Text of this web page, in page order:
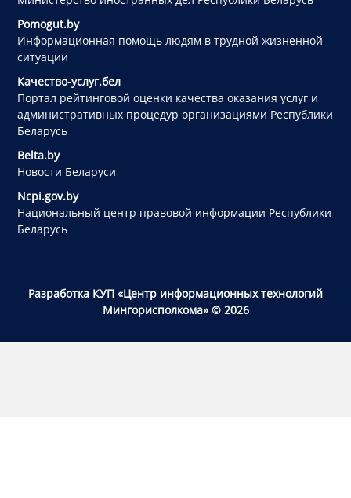
Pomogut.by
Информационная помощь людям в трудной жизненной
ситуации
Качество-услуг.бел
Портал рейтинговой оценки качества оказания услуг и
административных процедур организациями Республики
Беларусь
Belta.by
Новости Беларуси
Ncpi.gov.by
Национальный центр правовой информации Республики
Беларусь
Разработка КУП «Центр информационных технологий
Мингорисполкома»© 2026